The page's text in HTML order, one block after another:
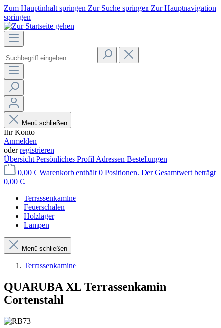
Zum Hauptinhalt springen Zur Suche springen Zur Hauptnavigation
springen
Menü schließen
Ihr Konto
Anmelden
oderregistrieren
Übersicht Persönliches Profil Adressen Bestellungen
0,00 € Warenkorb enthält 0 Positionen. Der Gesamtwert beträgt
0,00 €.
Terrassenkamine
Feuerschalen
Holzlager
Lampen
Menü schließen
Terrassenkamine
QUARUBA XL Terrassenkamin
Cortenstahl